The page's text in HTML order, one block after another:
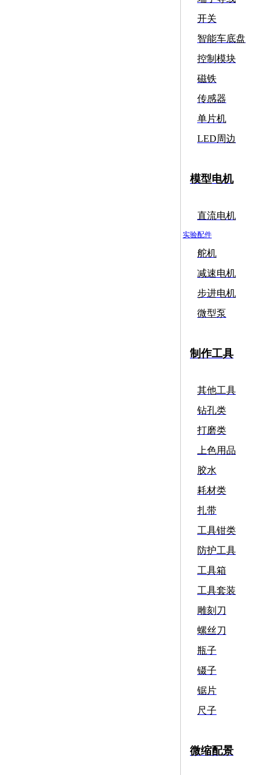
开关
智能车底盘
控制模块
磁铁
传感器
单片机
LED周边
模型电机
直流电机
实验配件
舵机
减速电机
步进电机
微型泵
制作工具
其他工具
钻孔类
打磨类
上色用品
胶水
耗材类
扎带
工具钳类
防护工具
工具箱
工具套装
雕刻刀
螺丝刀
瓶子
镊子
锯片
尺子
微缩配景